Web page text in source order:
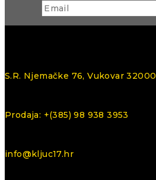
S.R. Njemačke 76, Vukovar 32000
Prodaja: +(385) 98 938 3953
info@kljuc17.hr